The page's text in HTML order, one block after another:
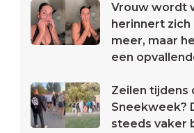
Vrouw wordt
herinnert zich
meer, maar
een
Zeilen tijdens
Sneekweek?
steeds vaker